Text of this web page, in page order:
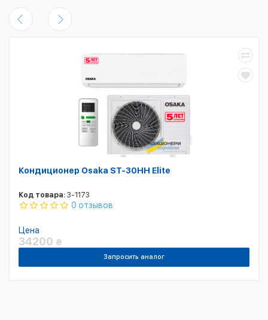
Кондиционер Osaka ST-30HH Elite
Код товара: 3-1173
0 отзывов
Цена
34200 ₴
Запросить аналог